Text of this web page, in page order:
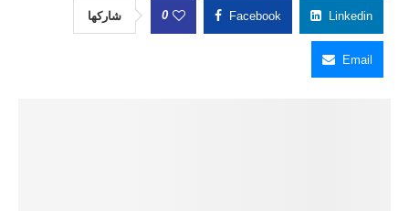
شاركها 0 Facebook Linkedin
Email